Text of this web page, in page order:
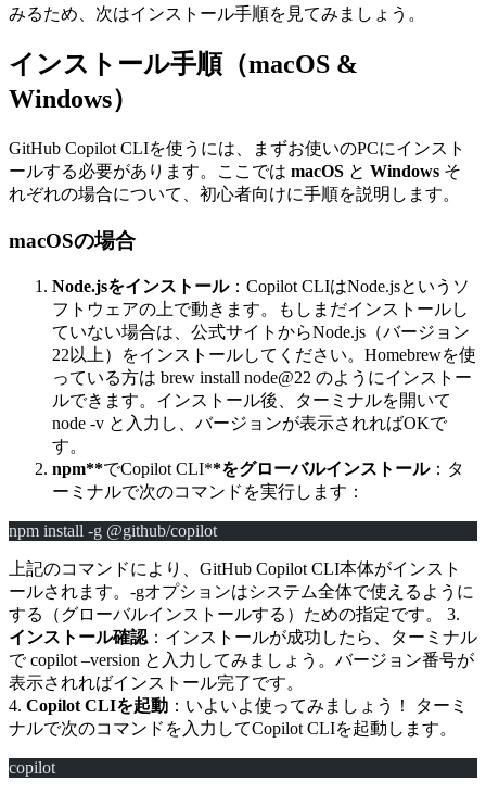
みるため、次はインストール手順を見てみましょう。
インストール手順（macOS &
Windows）
GitHub Copilot CLIを使うには、まずお使いのPCにインスト
ールする必要があります。ここでは macOS と Windows そ
れぞれの場合について、初心者向けに手順を説明します。
macOSの場合
Node.jsをインストール：Copilot CLIはNode.jsというソ
フトウェアの上で動きます。もしまだインストールし
ていない場合は、公式サイトからNode.js（バージョン
22以上）をインストールしてください。Homebrewを使
っている方は brew install node@22 のようにインストー
ルできます。インストール後、ターミナルを開いて
node -v と入力し、バージョンが表示されればOKで
す。
npm**でCopilot CLI**をグローバルインストール：タ
ーミナルで次のコマンドを実行します：
npm install -g @github/copilot
上記のコマンドにより、GitHub Copilot CLI本体がインスト
ールされます。-gオプションはシステム全体で使えるように
する（グローバルインストールする）ための指定です。 3.
インストール確認 ：インストールが成功したら、ターミナル
で copilot –version と入力してみましょう。バージョン番号が
表示されればインストール完了です。
4. Copilot CLIを起動 ：いよいよ使ってみましょう！ ターミ
ナルで次のコマンドを入力してCopilot CLIを起動します。
copilot